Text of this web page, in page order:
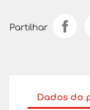
Partilhar
Dados do